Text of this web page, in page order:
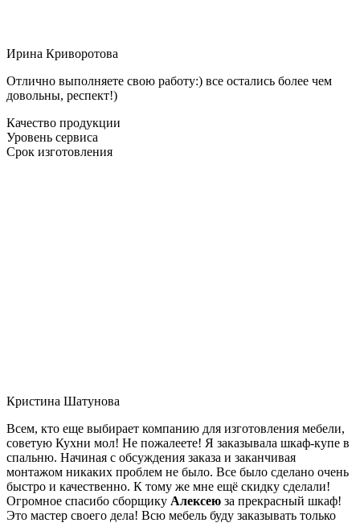
Ирина Криворотова
Отлично выполняете свою работу:) все остались более чем
довольны, респект!)
Качество продукции
Уровень сервиса
Срок изготовления
Кристина Шатунова
Всем, кто еще выбирает компанию для изготовления мебели,
советую Кухни мол! Не пожалеете! Я заказывала шкаф-купе в
спальню. Начиная с обсуждения заказа и заканчивая
монтажом никаких проблем не было. Все было сделано очень
быстро и качественно. К тому же мне ещё скидку сделали!
Огромное спасибо сборщику Алексею за прекрасный шкаф!
Это мастер своего дела! Всю мебель буду заказывать только